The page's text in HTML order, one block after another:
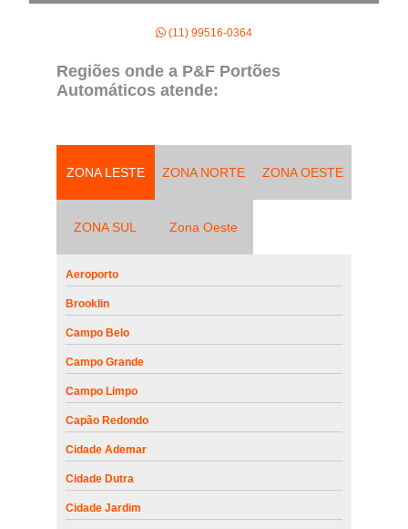
(11) 99516-0364
Regiões onde a P&F Portões
Automáticos atende:
ZONA LESTE ZONA NORTE ZONA OESTE
ZONA SUL Zona Oeste
Aeroporto
Brooklin
Campo Belo
Campo Grande
Campo Limpo
Capão Redondo
Cidade Ademar
Cidade Dutra
Cidade Jardim